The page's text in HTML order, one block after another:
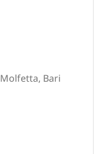
Bari